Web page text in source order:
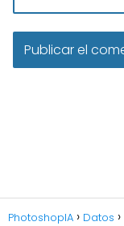
PhotoshopIA Datos